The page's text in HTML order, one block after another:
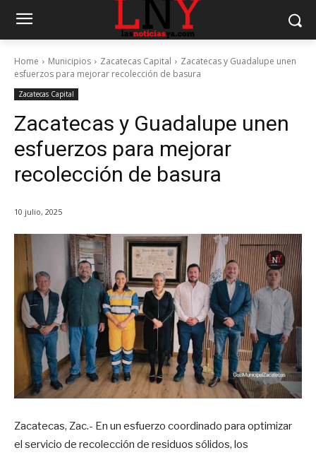
Home Municipios Zacatecas Capital
Zacatecas y Guadalupe unen
esfuerzos para mejorar recolección de basura
Zacatecas Capital
Zacatecas y Guadalupe unen
esfuerzos para mejorar
recolección de basura
10 julio, 2025
Zacatecas, Zac.- En un esfuerzo coordinado para optimizar
el servicio de recolección de residuos sólidos, los